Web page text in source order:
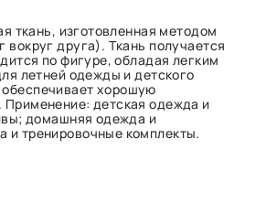
ткань, изготовленная методом
друга). Ткань получается
по фигуре, обладая легким
летней одежды и детского
хорошую
Применение: детская одежда и
домашняя одежда и
и тренировочные комплекты.